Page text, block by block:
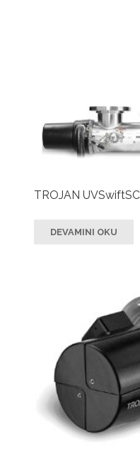
TROJAN
DEVAMINI OKU